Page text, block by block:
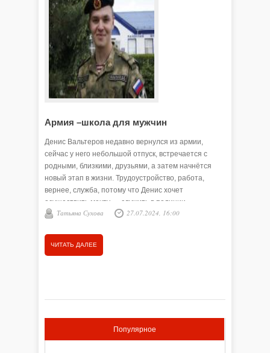
Армия –школа для мужчин
Денис Вальтеров недавно вернулся из армии,
сейчас у него небольшой отпуск, встречается с
родными, близкими, друзьями, а затем начнётся
новый этап в жизни. Трудоустройство, работа,
вернее, служба, потому что Денис хочет
осуществить мечту — служить в полиции.
Татьяна Сухова 27.07.2024, 16:00
ЧИТАТЬ ДАЛЕЕ
Популярное